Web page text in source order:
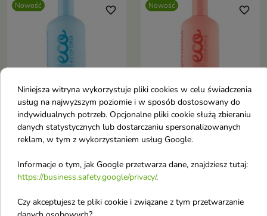
Nowość

favorite_border
Ecoforia Aqua Moist
nawilżający Szampon
do włosów 400 ml
Nawilżający szampon
przeznaczony do codziennej
odwodnionych i pozbawionych
34,98 zł
Nowość

favorite_border
Ecoforia Color Protect
Szampon do włosów
farbowanych chroniący
kolor 400 ml
pomagając chronić
34,98 zł
Niniejsza witryna wykorzystuje pliki cookies w celu świadczenia
usług na najwyższym poziomie i w sposób dostosowany do
indywidualnych potrzeb. Opcjonalne pliki cookie służą zbieraniu
danych statystycznych lub dostarczaniu spersonalizowanych
reklam, w tym z wykorzystaniem usług Google.
Informacje o tym, jak Google przetwarza dane, znajdziesz tutaj:
https://business.safety.google/privacy/.
Czy akceptujesz te pliki cookie i związane z tym przetwarzanie